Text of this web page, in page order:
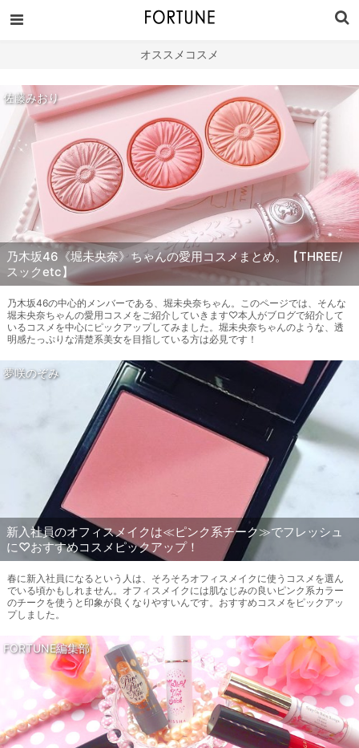
オススメコスメ
佐藤みおり
乃木坂46《堀未央奈》ちゃんの愛用コスメまとめ。【THREE/
スックetc】
乃木坂46の中心的メンバーである、堀未央奈ちゃん。このページでは、そんな
堀未央奈ちゃんの愛用コスメをご紹介していきます♡本人がブログで紹介して
いるコスメを中心にピックアップしてみました。堀未央奈ちゃんのような、透
明感たっぷりな清楚系美女を目指している方は必見です！
夢咲のぞみ
新入社員のオフィスメイクは≪ピンク系チーク≫でフレッシュ
に♡おすすめコスメピックアップ！
春に新入社員になるという人は、そろそろオフィスメイクに使うコスメを選ん
でいる頃かもしれません。オフィスメイクには肌なじみの良いピンク系カラー
のチークを使うと印象が良くなりやすいんです。おすすめコスメをピックアッ
プしました。
FORTUNE編集部